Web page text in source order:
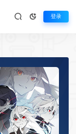
登录